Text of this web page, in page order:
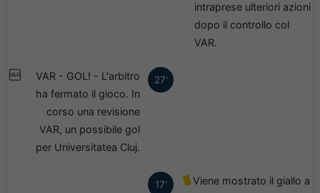
intraprese ulteriori azioni
dopo il controllo col
VAR.
27'
VAR
VAR - GOL! - L'arbitro
ha fermato il gioco. In
corso una revisione
VAR, un possibile gol
per Universitatea Cluj.
17'
Viene mostrato il giallo a